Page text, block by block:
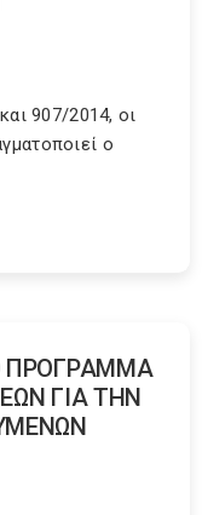
907/2014, οι
ο
ΠΡΟΓΡΑΜΜΑ
ΓΙΑ ΤΗΝ